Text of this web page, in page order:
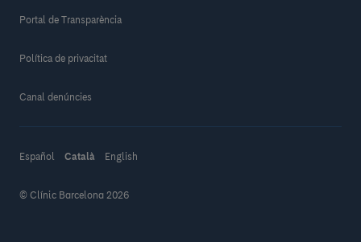
Portal de Transparència
Política de privacitat
Canal denúncies
Español Català English
© Clínic Barcelona 2026